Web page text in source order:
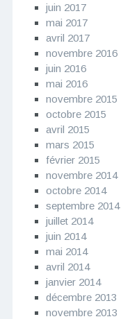
juin 2017
mai 2017
avril 2017
novembre 2016
juin 2016
mai 2016
novembre 2015
octobre 2015
avril 2015
mars 2015
février 2015
novembre 2014
octobre 2014
septembre 2014
juillet 2014
juin 2014
mai 2014
avril 2014
janvier 2014
décembre 2013
novembre 2013